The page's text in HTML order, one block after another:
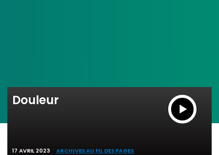
Douleur
17 AVRIL 2023 ARCHIVES AU FIL DES PAGES